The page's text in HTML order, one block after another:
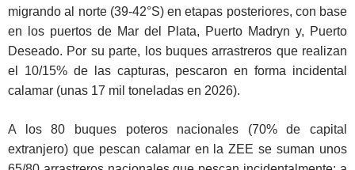
migrando al norte (39-42°S) en etapas posteriores, con base
en los puertos de Mar del Plata, Puerto Madryn y, Puerto
Deseado. Por su parte, los buques arrastreros que realizan
el 10/15% de las capturas, pescaron en forma incidental
calamar (unas 17 mil toneladas en 2026).
A los 80 buques poteros nacionales (70% de capital
extranjero) que pescan calamar en la ZEE se suman unos